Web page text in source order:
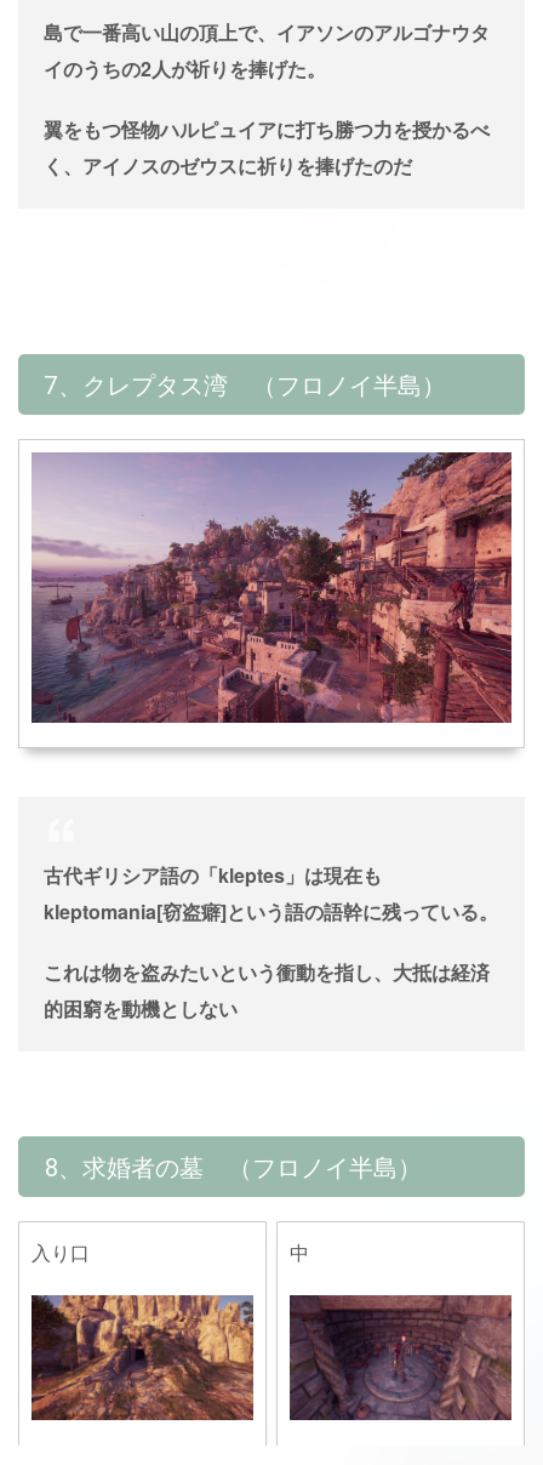
島で一番高い山の頂上で、イアソンのアルゴナウタ
イのうちの2人が祈りを捧げた。
翼をもつ怪物ハルピュイアに打ち勝つ力を授かるべ
く、アイノスのゼウスに祈りを捧げたのだ
7、クレプタス湾 （フロノイ半島）
古代ギリシア語の「kleptes」は現在も
kleptomania[窃盗癖]という語の語幹に残っている。
これは物を盗みたいという衝動を指し、大抵は経済
的困窮を動機としない
8、求婚者の墓 （フロノイ半島）
入り口 中